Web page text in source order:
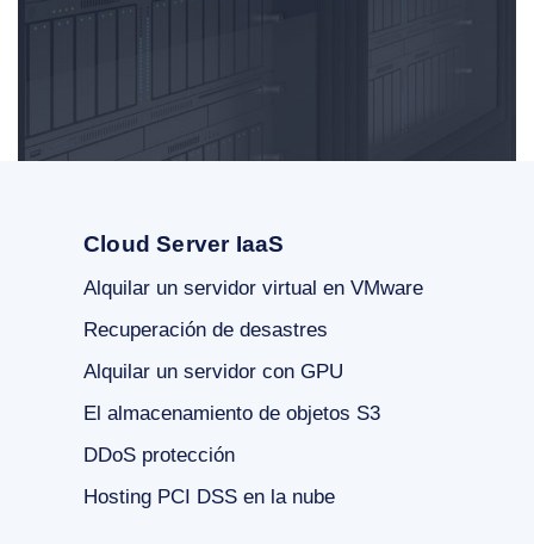
Cloud Server IaaS
Alquilar un servidor virtual en VMware
Recuperación de desastres
Alquilar un servidor con GPU
El almacenamiento de objetos S3
DDoS protección
Hosting PCI DSS en la nube